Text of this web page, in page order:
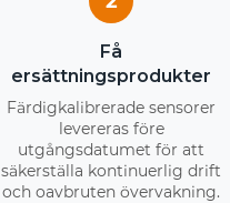
Få
ersättningsprodukter
Färdigkalibrerade sensorer
levereras före
utgångsdatumet för att
säkerställa kontinuerlig drift
och oavbruten övervakning.